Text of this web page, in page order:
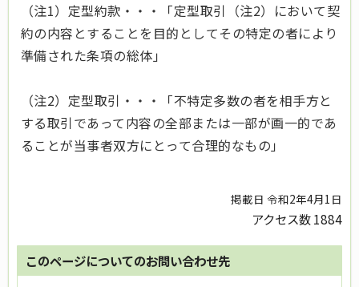
（注1）定型約款・・・「定型取引（注2）において契
約の内容とすることを目的としてその特定の者により
準備された条項の総体」
（注2）定型取引・・・「不特定多数の者を相手方と
する取引であって内容の全部または一部が画一的であ
ることが当事者双方にとって合理的なもの」
掲載日 令和2年4月1日
アクセス数1884
このページについてのお問い合わせ先